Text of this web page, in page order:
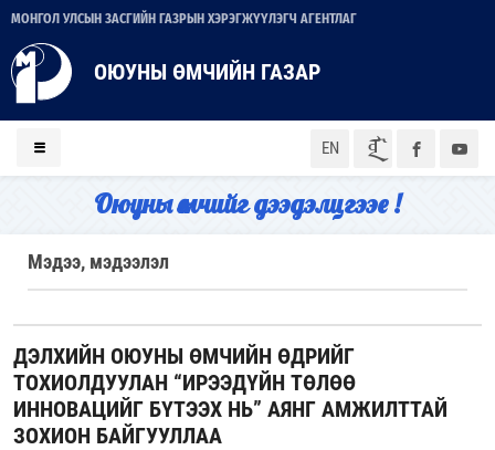
МОНГОЛ УЛСЫН ЗАСГИЙН ГАЗРЫН ХЭРЭГЖҮҮЛЭГЧ АГЕНТЛАГ
ОЮУНЫ ӨМЧИЙН ГАЗАР
EN ᠮᠣᠨ
Оюуны өмчийг дээдэлцгээе !
Мэдээ, мэдээлэл
ДЭЛХИЙН ОЮУНЫ ӨМЧИЙН ӨДРИЙГ
ТОХИОЛДУУЛАН “ИРЭЭДҮЙН ТӨЛӨӨ
ИННОВАЦИЙГ БҮТЭЭХ НЬ” АЯНГ АМЖИЛТТАЙ
ЗОХИОН БАЙГУУЛЛАА